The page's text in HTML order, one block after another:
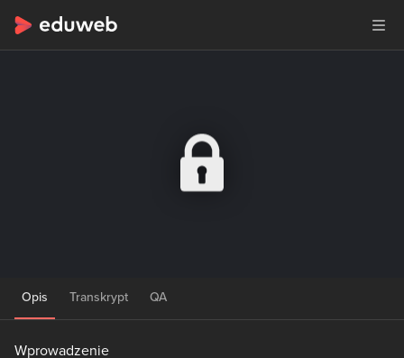
Opis Transkrypt QA
Wprowadzenie